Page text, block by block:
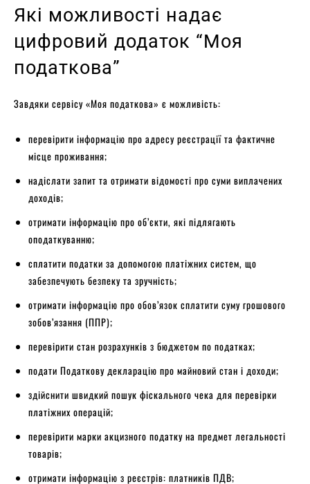
Які можливості надає
цифровий додаток “Моя
податкова”
Завдяки сервісу «Моя податкова» є можливість:
перевірити інформацію про адресу реєстрації та фактичне
місце проживання;
надіслати запит та отримати відомості про суми виплачених
доходів;
отримати інформацію про об’єкти, які підлягають
оподаткуванню;
сплатити податки за допомогою платіжних систем, що
забезпечують безпеку та зручність;
отримати інформацію про обов’язок сплатити суму грошового
зобов’язання (ППР);
перевірити стан розрахунків з бюджетом по податках;
подати Податкову декларацію про майновий стан і доходи;
здійснити швидкий пошук фіскального чека для перевірки
платіжних операцій;
перевірити марки акцизного податку на предмет легальності
товарів;
отримати інформацію з реєстрів: платників ПДВ;